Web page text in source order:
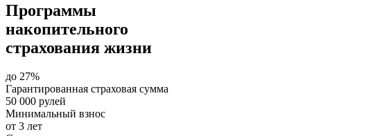
Программы
накопительного
страхования жизни
до 27%
Гарантированная страховая сумма
50 000 рулей
Минимальный взнос
от 3 лет